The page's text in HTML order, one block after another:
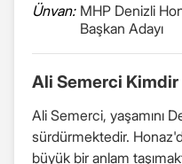
Ünvan: MHP Denizli
Başkan Adayı
Ali Semerci Kimdir
Ali Semerci, yaşamını
sürdürmektedir.
büyük bir anlam